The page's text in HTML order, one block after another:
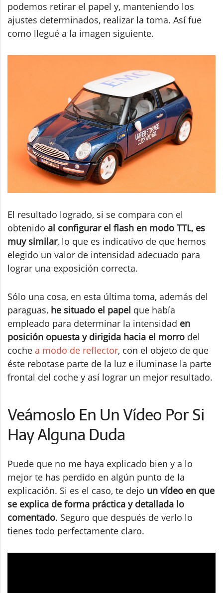
podemos retirar el papel y, manteniendo los
ajustes determinados, realizar la toma. Así fue
como llegué a la imagen siguiente.
El resultado logrado, si se compara con el
obtenido al configurar el flash en modo TTL, es
muy similar, lo que es indicativo de que hemos
elegido un valor de intensidad adecuado para
lograr una exposición correcta.
Sólo una cosa, en esta última toma, además del
paraguas, he situado el papel que había
empleado para determinar la intensidad en
posición opuesta y dirigida hacia el morro del
coche a modo de reflector, con el objeto de que
éste rebotase parte de la luz e iluminase la parte
frontal del coche y así lograr un mejor resultado.
Veámoslo En Un Vídeo Por Si
Hay Alguna Duda
Puede que no me haya explicado bien y a lo
mejor te has perdido en algún punto de la
explicación. Si es el caso, te dejo un vídeo en que
se explica de forma práctica y detallada lo
comentado. Seguro que después de verlo lo
tienes todo perfectamente claro.